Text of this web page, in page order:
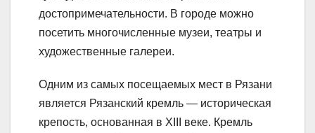
достопримечательности. В городе можно
посетить многочисленные музеи, театры и
художественные галереи.
Одним из самых посещаемых мест в Рязани
является Рязанский кремль — историческая
крепость, основанная в XIII веке. Кремль